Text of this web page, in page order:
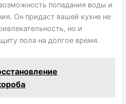
попадания воды и
Он придаст вашей кухне не
но и
пола на долгое время.